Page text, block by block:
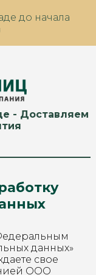
до начала
- Доставляем
данных»
свое
ООО